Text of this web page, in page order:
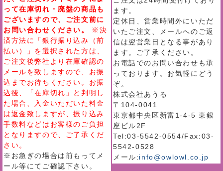
って在庫切れ・廃盤の商品も
ございますので、ご注文前に
お問い合わせください。
※決
済方法に「銀行振り込み（前
払い）」を選択された方は、
ご注文後弊社より在庫確認の
メールを致しますので、お振
込までお待ちください。お振
込後、「在庫切れ」と判明し
た場合、入金いただいた料金
は返金致しますが、振り込み
手数料などはお客様のご負担
となりますので、ご了承くだ
さい。
※お急ぎの場合は前もってメ
ール等にてご確認下さい。
ます。
定休日、営業時間外にいただ
いたご注文、メールへのご返
信は翌営業日となる事があり
ます。ご了承ください。
お電話でのお問い合わせも承
っております。お気軽にどう
ぞ。
株式会社あうる
〒104-0041
東京都中央区新富1-4-5 東銀
座ビル2F
Tel:03-5542-0554/Fax:03-
5542-0528
メール:info@owlowl.co.jp